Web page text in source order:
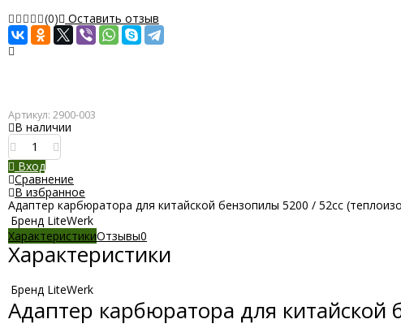
(0) Оставить отзыв
Артикул: 2900-003
В наличии
Вход
Сравнение
В избранное
Адаптер карбюратора для китайской бензопилы 5200 / 52cc
Бренд LiteWerk
ХарактеристикиОтзывы0
Характеристики
Бренд LiteWerk
Адаптер карбюратора для китайской